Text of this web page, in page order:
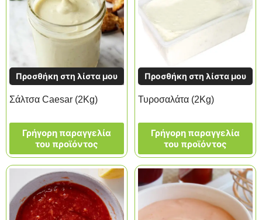
Προσθήκη στη λίστα μου
Σάλτσα Caesar (2Kg)
Γρήγορη παραγγελία
του προϊόντος
Προσθήκη στη λίστα μου
Τυροσαλάτα (2Kg)
Γρήγορη παραγγελία
του προϊόντος